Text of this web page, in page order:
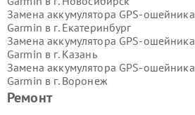
Ремонт
Замена аккумулятора GPS-ошейника
Garmin в г. Екатеринбург
Замена аккумулятора GPS-ошейника
Garmin в г. Казань
Замена аккумулятора GPS-ошейника
Garmin в г. Воронеж
Замена аккумулятора GPS-ошейника
Garmin в г.